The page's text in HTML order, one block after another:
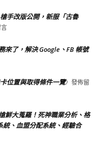
槍手改版公開，新服「古魯
來了，解決 Google、FB 帳號
位置與取得條件一覽〉發佈留
鮮大蒐羅！死神職業分析、格
、血盟分配系統、經驗合